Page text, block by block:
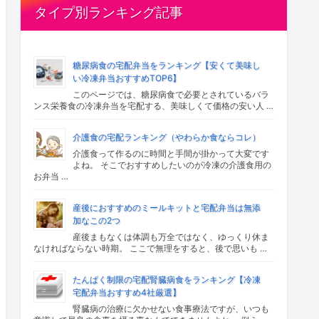
タイプ別ランキング記事
糖尿病食の宅配弁当をランキング【安くて美味し
い冷凍弁当おすすめTOP6】
このページでは、糖尿病食で必要とされているバラ
ンス栄養食の冷凍弁当を宅配する、美味しくて価格の安い人 …
介護食の宅配ランキング（やわらか食ならコレ）
介護食って作るのに時間と手間が掛かって大変です
よね。 そこでおすすめしたいのが冷凍の介護食用の
お弁当 …
産後におすすめのミールキットと宅配弁当は無添
加なこの2つ
産後まもなくは体調も万全ではなく、ゆっくり休ま
なければならない時期。 ここで無理をすると、後で思いも …
たんぱく制限の宅配腎臓病食をランキング【冷凍
宅配弁当おすすめ4社厳選】
腎臓病の治療に欠かせない食事療法ですが、いつも